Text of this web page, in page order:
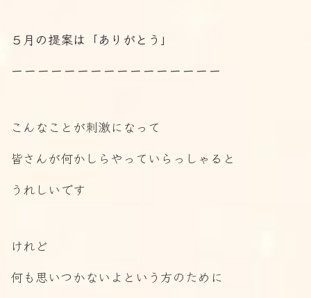
５月の提案は「ありがとう」
ーーーーーーーーーーーーーーーー
こんなことが刺激になって
皆さんが何かしらやっていらっしゃると
うれしいです
けれど
何も思いつかないよという方のために